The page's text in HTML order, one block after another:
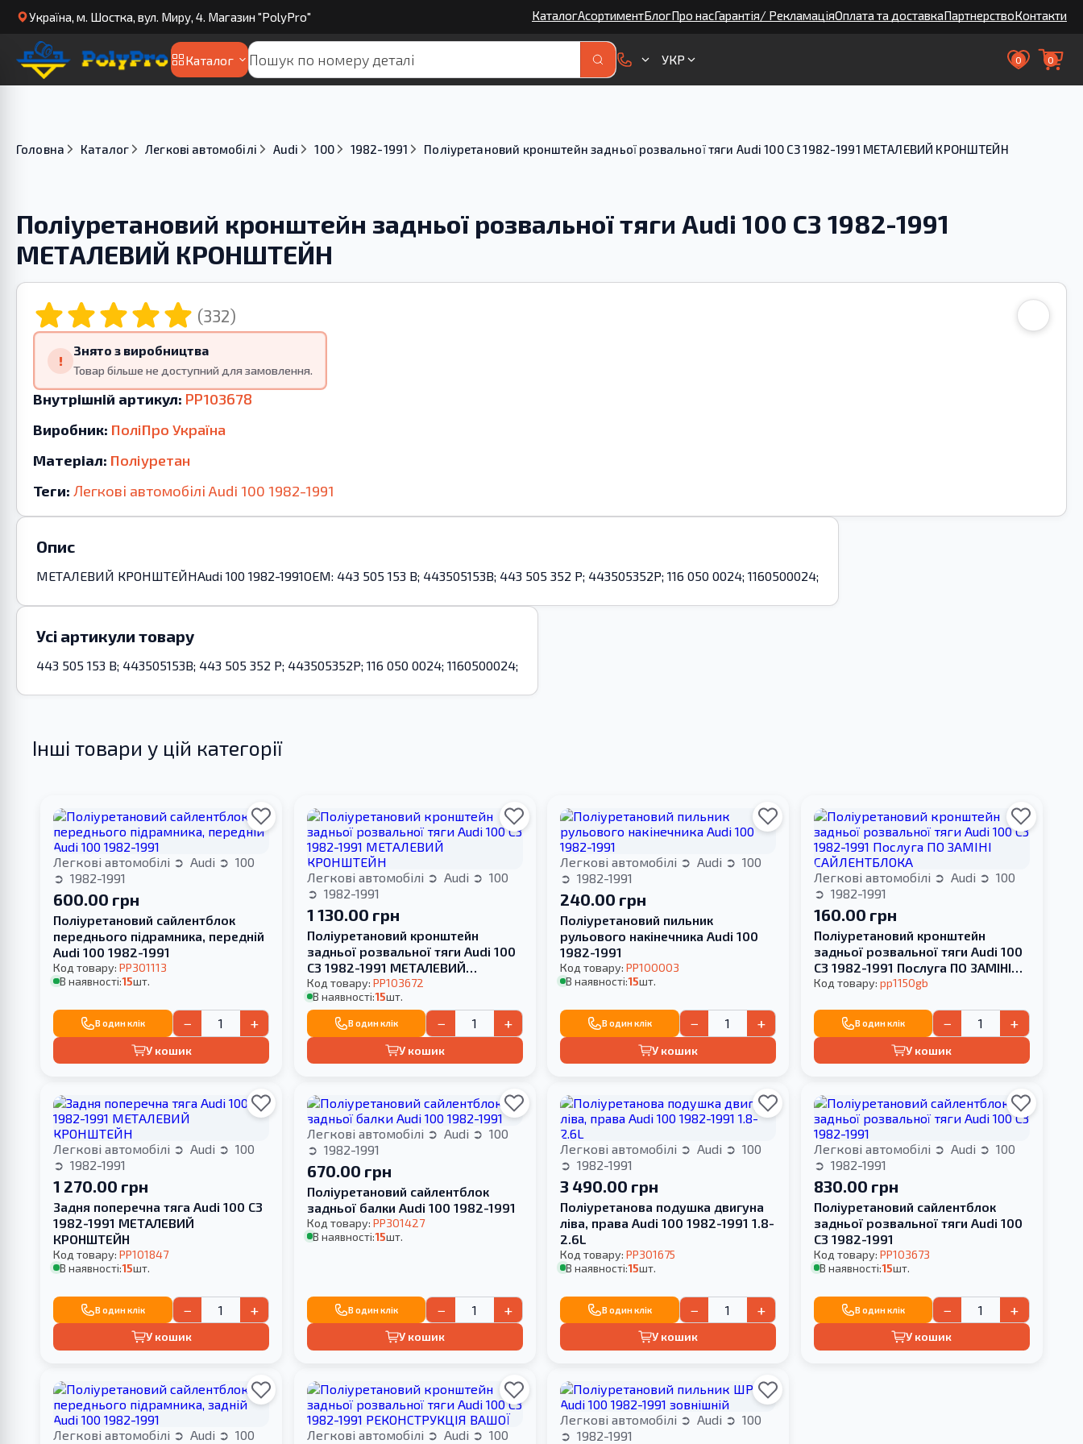
Українa, м. Шостка, вул. Миру, 4. Магазин "PolyPro" КаталогАсортиментБлогПро насГарантія/ РекламаціяОплата та доставкаПартнерствоКонтакти
Каталог УКР 0 0
Головна Каталог Легкові автомобілі Audi 100 1982-1991 Поліуретановий кронштейн задньої розвальної тяги Audi 100 С3 1982-1991 МЕТАЛЕВИЙ КРОНШТЕЙН
Поліуретановий кронштейн задньої розвальної тяги Audi 100 С3 1982-1991
МЕТАЛЕВИЙ КРОНШТЕЙН
(332)
!
Знято з виробництва
Товар більше не доступний для замовлення.
Внутрішній артикул: PP103678
Виробник: ПоліПро Україна
Матеріал: Поліуретан
Теги: Легкові автомобілі Audi 100 1982-1991
Опис
МЕТАЛЕВИЙ КРОНШТЕЙНAudi 100 1982-1991OEM: 443 505 153 B; 443505153B; 443 505 352 P; 443505352P; 116 050 0024; 1160500024;
Усі артикули товару
443 505 153 B; 443505153B; 443 505 352 P; 443505352P; 116 050 0024; 1160500024;
Інші товари у цій категорії
Легкові автомобілі Audi
100
1982-1991
600.00 грн
Поліуретановий сайлентблок
переднього підрамника, передній
Audi 100 1982-1991
Код товару:PP301113
В наявності:15шт.
В один клік − +
У кошик
Легкові автомобілі Audi
100
1982-1991
1 130.00 грн
Поліуретановий кронштейн
задньої розвальної тяги Audi 100
С3 1982-1991 МЕТАЛЕВИЙ
КРОНШТЕЙН
Код товару: PP103672
В наявності:15шт.
В один клік − +
У кошик
Легкові автомобілі Audi
100
1982-1991
240.00 грн
Поліуретановий пильник
рульового накінечника Audi 100
1982-1991
Код товару:PP100003
В наявності:15шт.
В один клік − +
У кошик
Легкові автомобілі Audi
100
1982-1991
160.00 грн
Поліуретановий кронштейн
задньої розвальної тяги Audi 100
С3 1982-1991 Послуга ПО ЗАМІНІ
САЙЛЕНТБЛОКА
Код товару: pp1150gb
В один клік − +
У кошик
Легкові автомобілі Audi
100
1982-1991
1 270.00 грн
Задня поперечна тяга Audi 100 C3
1982-1991 МЕТАЛЕВИЙ
КРОНШТЕЙН
Код товару:PP101847
В наявності:15шт.
В один клік − +
У кошик
Легкові автомобілі Audi
100
1982-1991
670.00 грн
Поліуретановий сайлентблок
задньої балки Audi 100 1982-1991
Код товару: PP301427
В наявності:15шт.
В один клік − +
У кошик
Легкові автомобілі Audi
100
1982-1991
3 490.00 грн
Поліуретанова подушка двигуна
ліва, права Audi 100 1982-1991 1.8-
2.6L
Код товару:PP301675
В наявності:15шт.
В один клік − +
У кошик
Легкові автомобілі Audi
100
1982-1991
830.00 грн
Поліуретановий сайлентблок
задньої розвальної тяги Audi 100
С3 1982-1991
Код товару: PP103673
В наявності:15шт.
В один клік − +
У кошик
Легкові автомобілі Audi
100
Легкові автомобілі Audi
100
Легкові автомобілі Audi
100
1982-1991